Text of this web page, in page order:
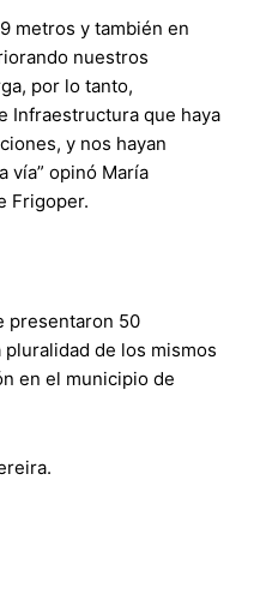
metros y también en
nuestros
por lo tanto,
Infraestructura que haya
y nos hayan
vía” opinó María
Frigoper.
presentaron 50
de los mismos
en el municipio de